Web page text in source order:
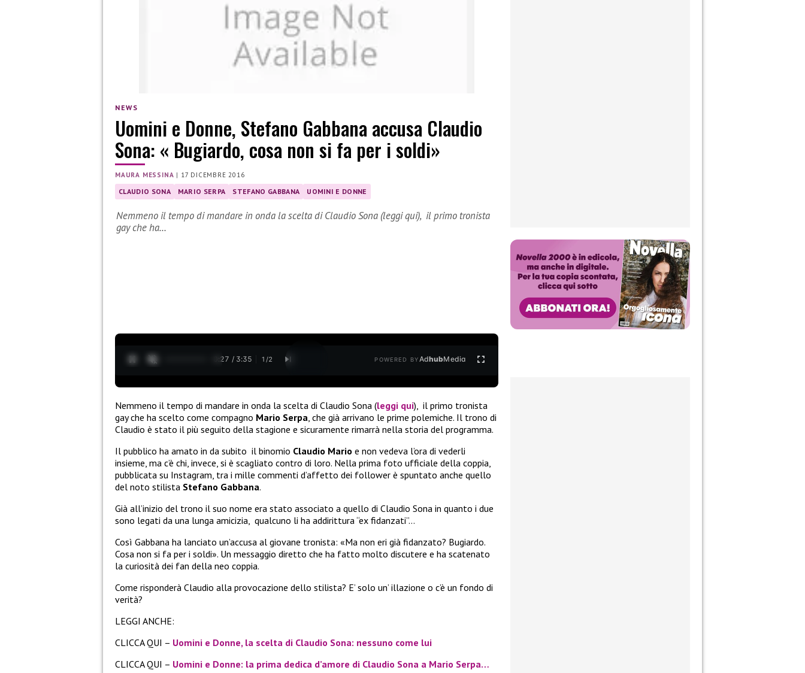
NEWS
Uomini e Donne, Stefano Gabbana accusa Claudio
Sona: « Bugiardo, cosa non si fa per i soldi»
MAURA MESSINA | 17 DICEMBRE 2016
CLAUDIO SONA MARIO SERPA STEFANO GABBANA UOMINI E DONNE
Nemmeno il tempo di mandare in onda la scelta di Claudio Sona (leggi qui), il primo tronista
gay che ha…
0:28 / 3:35 1 /2 POWERED BYAdhubMedia
Nemmeno il tempo di mandare in onda la scelta di Claudio Sona (leggi qui), il primo tronista
gay che ha scelto come compagno Mario Serpa , che già arrivano le prime polemiche. Il trono di
Claudio è stato il più seguito della stagione e sicuramente rimarrà nella storia del programma.
Il pubblico ha amato in da subito il binomio Claudio Mario e non vedeva l’ora di vederli
insieme, ma c’è chi, invece, si è scagliato contro di loro. Nella prima foto ufficiale della coppia,
pubblicata su Instagram, tra i mille commenti d’affetto dei follower è spuntato anche quello
del noto stilista Stefano Gabbana.
Già all’inizio del trono il suo nome era stato associato a quello di Claudio Sona in quanto i due
sono legati da una lunga amicizia, qualcuno li ha addirittura “ex fidanzati”…
Così Gabbana ha lanciato un’accusa al giovane tronista: «Ma non eri già fidanzato? Bugiardo.
Cosa non si fa per i soldi». Un messaggio diretto che ha fatto molto discutere e ha scatenato
la curiosità dei fan della neo coppia.
Come risponderà Claudio alla provocazione dello stilista? E’ solo un’ illazione o c’è un fondo di
verità?
LEGGI ANCHE:
CLICCA QUI – Uomini e Donne, la scelta di Claudio Sona: nessuno come lui
CLICCA QUI – Uomini e Donne: la prima dedica d’amore di Claudio Sona a Mario Serpa…